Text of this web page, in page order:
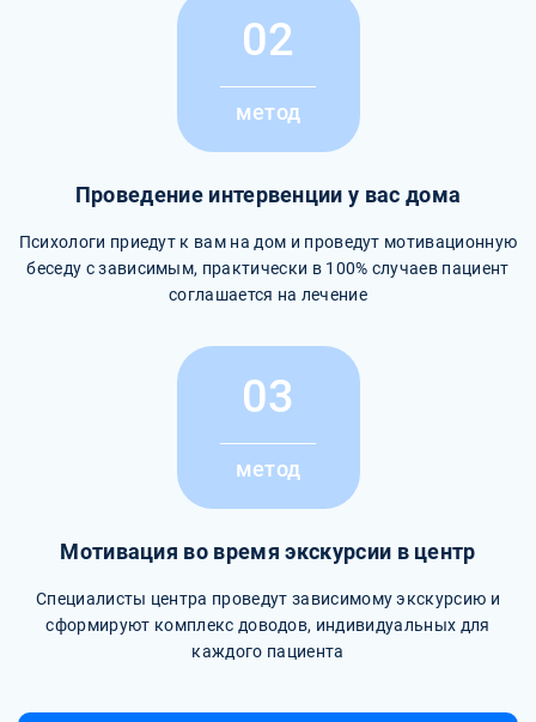
02
метод
Проведение интервенции у вас дома
Психологи приедут к вам на дом и проведут мотивационную
беседу с зависимым, практически в 100% случаев пациент
соглашается на лечение
03
метод
Мотивация во время экскурсии в центр
Специалисты центра проведут зависимому экскурсию и
сформируют комплекс доводов, индивидуальных для
каждого пациента